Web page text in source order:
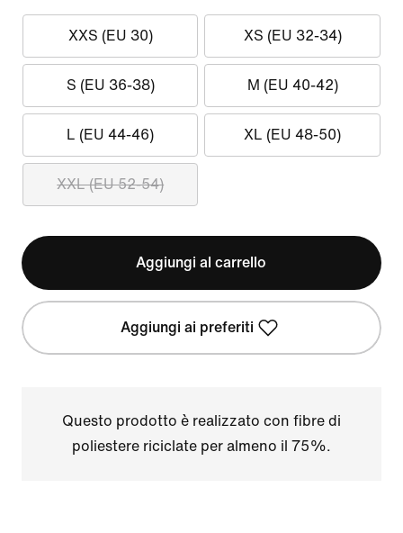
XXS (EU 30) XS (EU 32-34)
S (EU 36-38) M (EU 40-42)
L (EU 44-46) XL (EU 48-50)
XXL (EU 52-54)
Aggiungi al carrello
Aggiungi ai preferiti
Questo prodotto è realizzato con fibre di
poliestere riciclate per almeno il 75%.